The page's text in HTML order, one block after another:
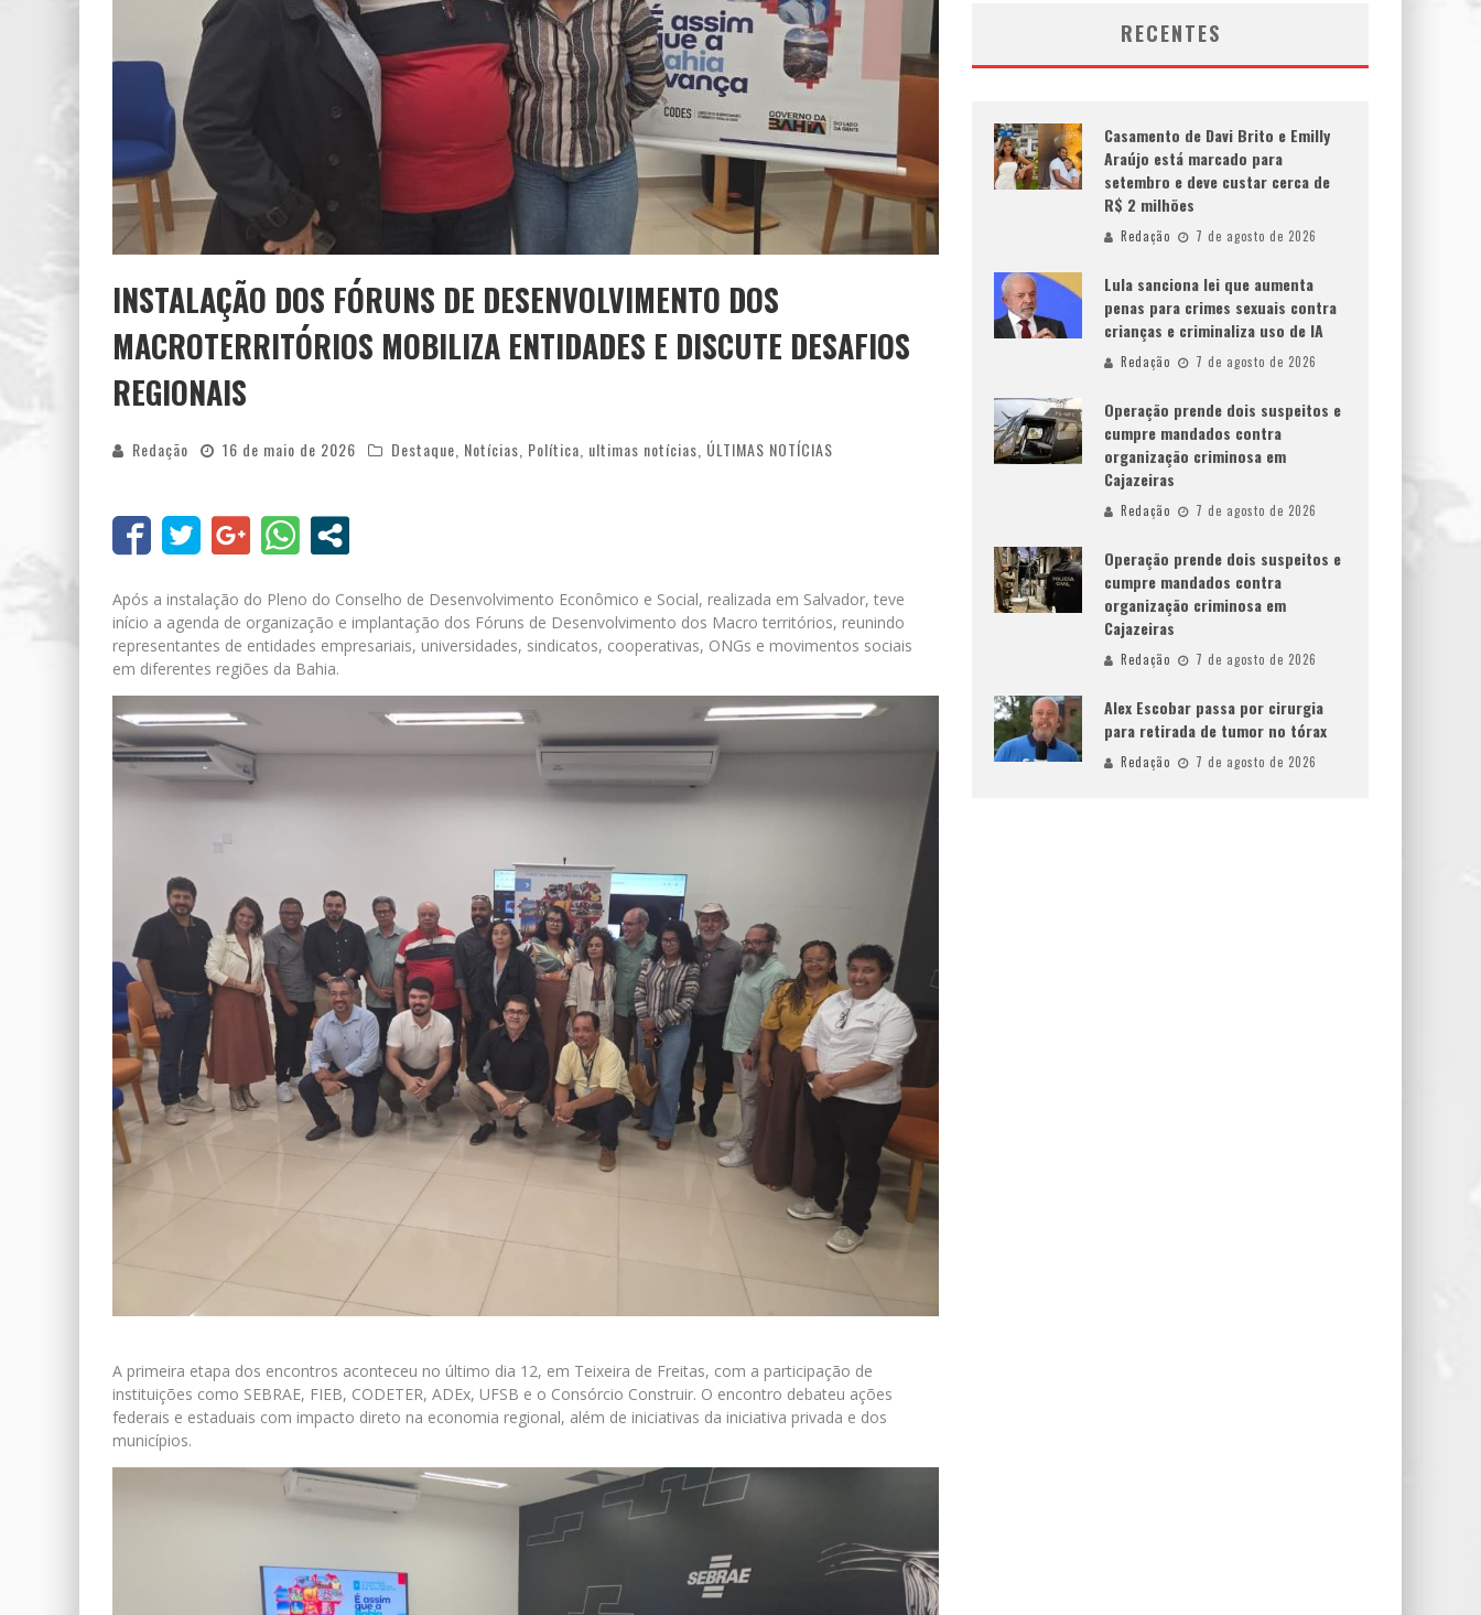
INSTALAÇÃO DOS FÓRUNS DE DESENVOLVIMENTO DOS
MACROTERRITÓRIOS MOBILIZA ENTIDADES E DISCUTE DESAFIOS
REGIONAIS
Redação 16 de maio de 2026 Destaque Notícias Política ultimas notícias ÚLTIMAS NOTÍCIAS
Após a instalação do Pleno do Conselho de Desenvolvimento Econômico e Social, realizada em Salvador, teve
início a agenda de organização e implantação dos Fóruns de Desenvolvimento dos Macro territórios, reunindo
representantes de entidades empresariais, universidades, sindicatos, cooperativas, ONGs e movimentos sociais
em diferentes regiões da Bahia.
A primeira etapa dos encontros aconteceu no último dia 12, em Teixeira de Freitas, com a participação de
instituições como SEBRAE, FIEB, CODETER, ADEx, UFSB e o Consórcio Construir. O encontro debateu ações
federais e estaduais com impacto direto na economia regional, além de iniciativas da iniciativa privada e dos
municípios.
RECENTES
Casamento de Davi Brito e Emilly
Araújo está marcado para
setembro e deve custar cerca de
R$ 2 milhões
Redação 7 de agosto de 2026
Lula sanciona lei que aumenta
penas para crimes sexuais contra
crianças e criminaliza uso de IA
Redação 7 de agosto de 2026
Operação prende dois suspeitos e
cumpre mandados contra
organização criminosa em
Cajazeiras
Redação 7 de agosto de 2026
Operação prende dois suspeitos e
cumpre mandados contra
organização criminosa em
Cajazeiras
Redação 7 de agosto de 2026
Alex Escobar passa por cirurgia
para retirada de tumor no tórax
Redação 7 de agosto de 2026